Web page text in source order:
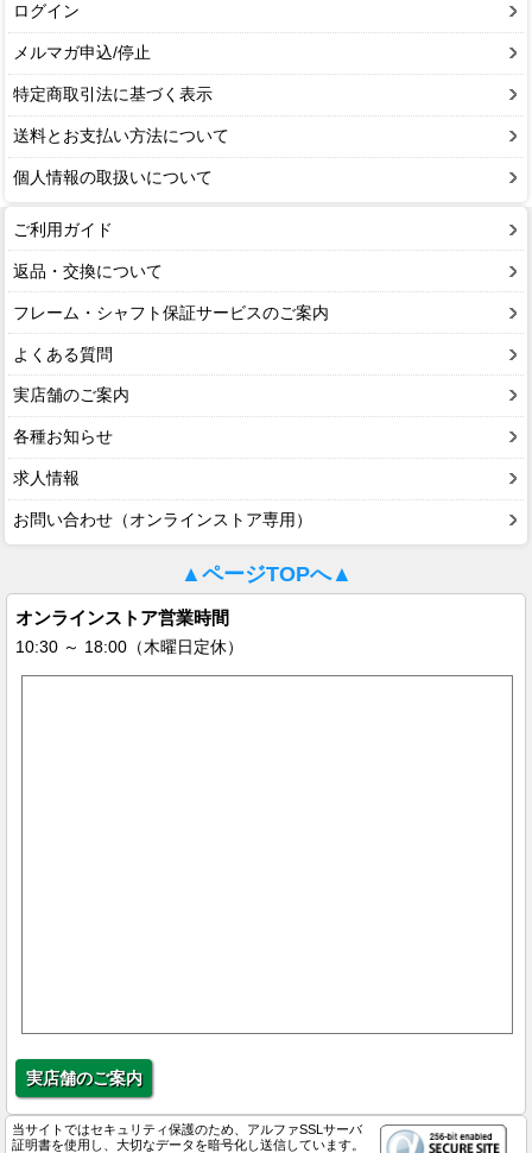
ログイン
メルマガ申込/停止
特定商取引法に基づく表示
送料とお支払い方法について
個人情報の取扱いについて
ご利用ガイド
返品・交換について
フレーム・シャフト保証サービスのご案内
よくある質問
実店舗のご案内
各種お知らせ
求人情報
お問い合わせ（オンラインストア専用）
▲ページTOPへ▲
オンラインストア営業時間
10:30 ～ 18:00（木曜日定休）
実店舗のご案内
当サイトではセキュリティ保護のため、アルファSSLサーバ
証明書を使用し、大切なデータを暗号化し送信しています。